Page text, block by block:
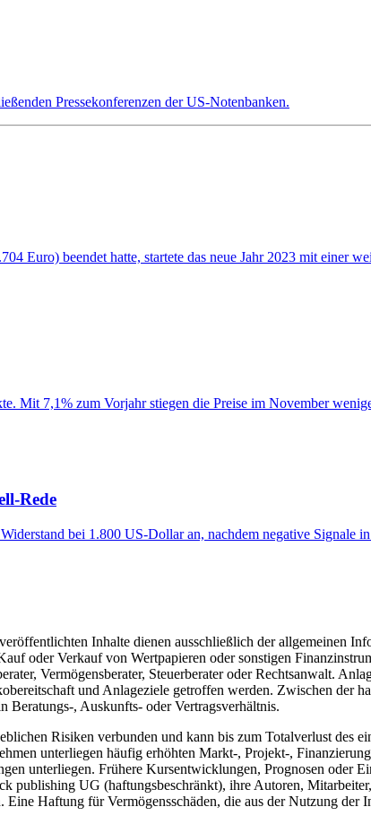
Pressekonferenzen der US-Notenbanken.
Euro) beendet hatte, startete das neue Jahr 2023 mit einer
Mit 7,1% zum Vorjahr stiegen die Preise im November
Rede
bei 1.800 US-Dollar an, nachdem negative Signale
Inhalte dienen ausschließlich der allgemeinen
oder Verkauf von Wertpapieren oder sonstigen
Vermögensberater, Steuerberater oder Rechtsanwalt.
und Anlageziele getroffen werden. Zwischen der
, Auskunfts- oder Vertragsverhältnis.
Risiken verbunden und kann bis zum Totalverlust des
unterliegen häufig erhöhten Markt-, Projekt-,
unterliegen. Frühere Kursentwicklungen, Prognosen oder
publishing UG (haftungsbeschränkt), ihre Autoren,
Haftung für Vermögensschäden, die aus der Nutzung der